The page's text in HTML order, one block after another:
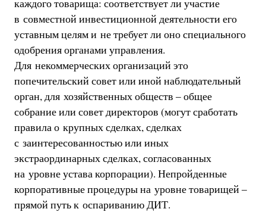
в совместной инвестиционной деятельности его
уставным целям и не требует ли оно специального
одобрения органами управления.
Для некоммерческих организаций это
попечительский совет или иной наблюдательный
орган, для хозяйственных обществ – общее
собрание или совет директоров (могут сработать
правила о крупных сделках, сделках
с заинтересованностью или иных
экстраординарных сделках, согласованных
на уровне устава корпорации). Непройденные
корпоративные процедуры на уровне товарищей –
прямой путь к оспариванию ДИТ.